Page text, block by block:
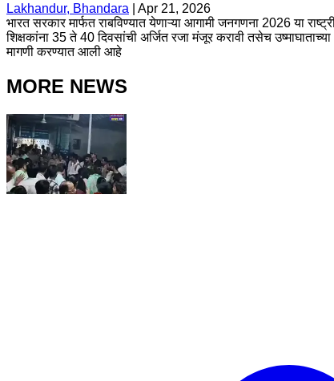
Lakhandur, Bhandara
Apr 21, 2026
भारत सरकार मार्फत राबविण्यात येणाऱ्या आगामी जनगणना 2026 या
शिक्षकांना 35 ते 40 दिवसांची अर्जित रजा मंजूर करावी तसेच
मागणी करण्यात आली आहे
MORE NEWS